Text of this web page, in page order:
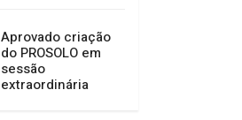
Aprovado criação
do PROSOLO em
sessão
extraordinária